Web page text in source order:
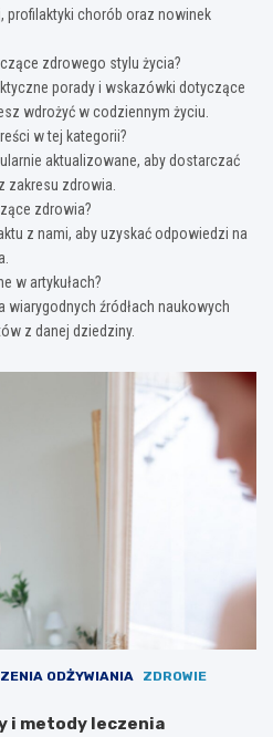
profilaktyki chorób oraz nowinek
zdrowego stylu życia?
porady i wskazówki dotyczące
wdrożyć w codziennym życiu.
w tej kategorii?
aktualizowane, aby dostarczać
zakresu zdrowia.
zdrowia?
z nami, aby uzyskać odpowiedzi na
w artykułach?
wiarygodnych źródłach naukowych
z danej dziedziny.
ODŻYWIANIA
ZDROWIE
i metody leczenia